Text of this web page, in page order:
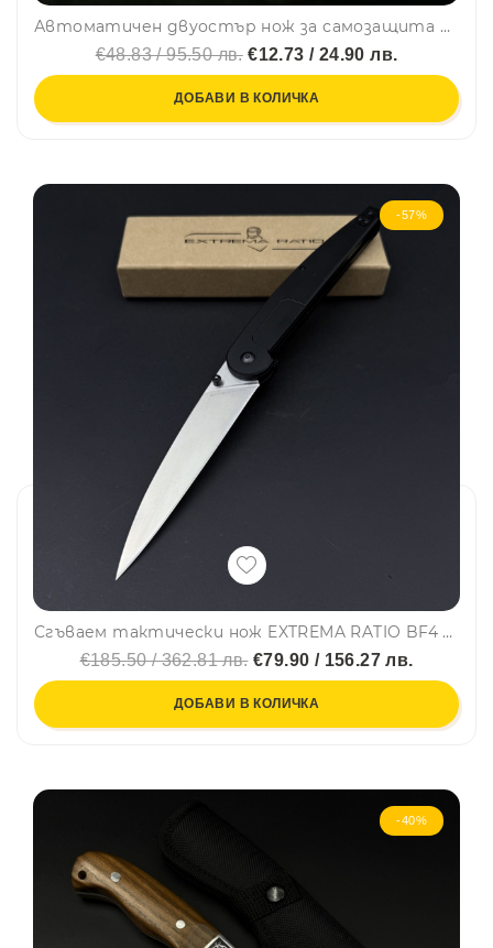
Автоматичен двуостър нож за самозащита BENCHMADE BLUE SKULL, стомана D2
€48.83 / 95.50 лв.€12.73 / 24.90 лв.
ДОБАВИ В КОЛИЧКА
-57%
Сгъваем тактически нож EXTREMA RATIO BF4 R Satin, немска супер стомана BÖHLER N60, подаръчна кутия
€185.50 / 362.81 лв.€79.90 / 156.27 лв.
ДОБАВИ В КОЛИЧКА
-40%